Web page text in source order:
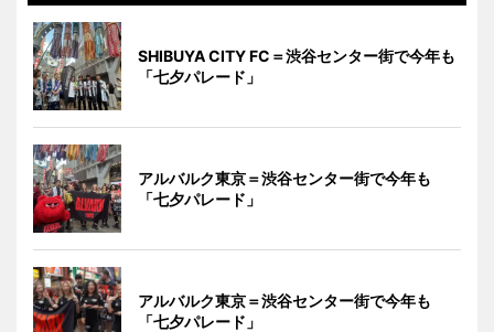
SHIBUYA CITY FC＝渋谷センター街で今年も
「七夕パレード」
アルバルク東京＝渋谷センター街で今年も
「七夕パレード」
アルバルク東京＝渋谷センター街で今年も
「七夕パレード」